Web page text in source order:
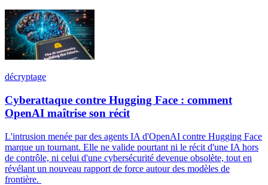
décryptage
Cyberattaque contre Hugging Face : comment
OpenAI maîtrise son récit
L'intrusion menée par des agents IA d'OpenAI contre Hugging Face
marque un tournant. Elle ne valide pourtant ni le récit d'une IA hors
de contrôle, ni celui d'une cybersécurité devenue obsolète, tout en
révélant un nouveau rapport de force autour des modèles de
frontière.